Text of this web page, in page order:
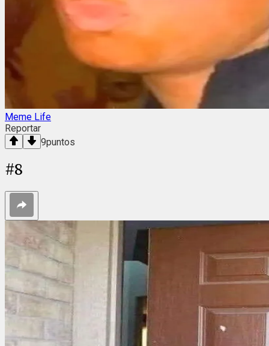
Meme Life
Reportar
9puntos
#8